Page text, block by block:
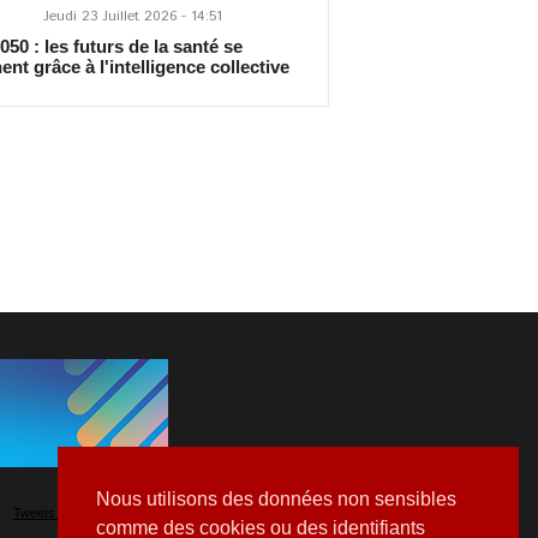
Nous utilisons des données non sensibles
comme des cookies ou des identifiants
Jeudi 23 Juillet 2026 - 14:51
: les futurs de la santé se
grâce à l'intelligence collective
Tweets by Hospitalia_Mag